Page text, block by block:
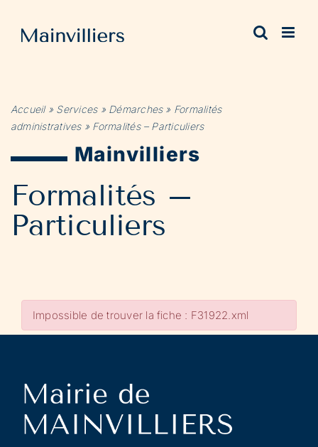
contenu
Accueil» Services» Démarches» Formalités
administratives» Formalités – Particuliers
Mainvilliers
Formalités –
Particuliers
Impossible de trouver la fiche : F31922.xml